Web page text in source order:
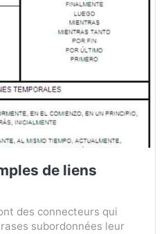
de liens
des connecteurs qui
subordonnées leur